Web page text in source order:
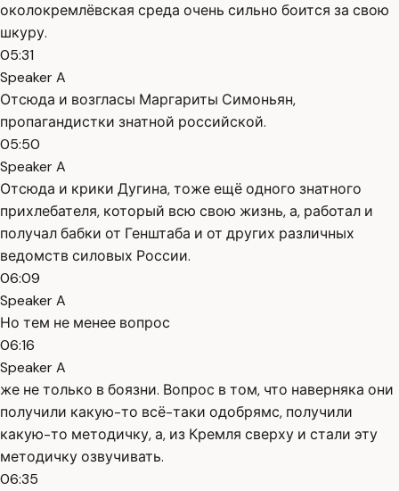
околокремлёвская среда очень сильно боится за свою
шкуру.
05:31
Speaker A
Отсюда и возгласы Маргариты Симоньян,
пропагандистки знатной российской.
05:50
Speaker A
Отсюда и крики Дугина, тоже ещё одного знатного
прихлебателя, который всю свою жизнь, а, работал и
получал бабки от Генштаба и от других различных
ведомств силовых России.
06:09
Speaker A
Но тем не менее вопрос
06:16
Speaker A
же не только в боязни. Вопрос в том, что наверняка они
получили какую-то всё-таки одобрямс, получили
какую-то методичку, а, из Кремля сверху и стали эту
методичку озвучивать.
06:35